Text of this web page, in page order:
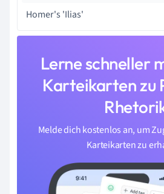
Homer's 'Ilias'
Lerne schneller
Karteikarten zu
Melde dich kostenlos an, um
Karteikarten zu